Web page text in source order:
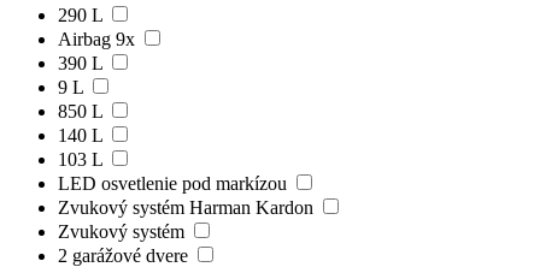
290 L
Airbag 9x
390 L
9 L
850 L
140 L
103 L
LED osvetlenie pod markízou
Zvukový systém Harman Kardon
Zvukový systém
2 garážové dvere